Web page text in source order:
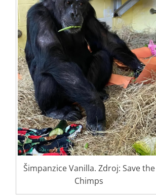
Šimpanzice Vanilla. Zdroj: Save the
Chimps